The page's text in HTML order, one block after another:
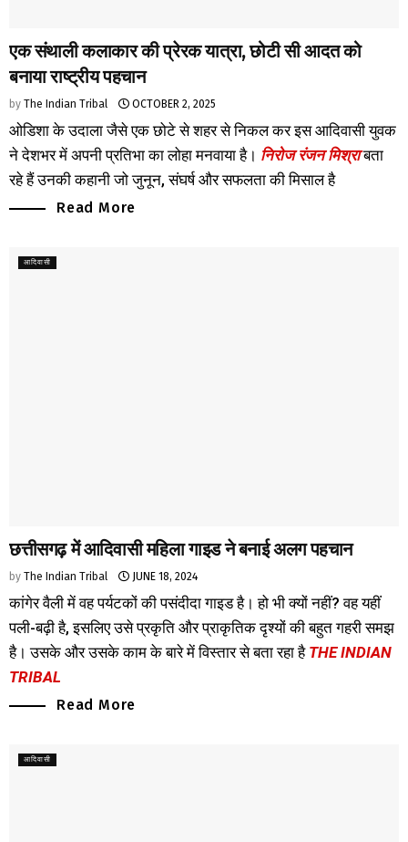
एक संथाली कलाकार की प्रेरक यात्रा, छोटी सी आदत को
बनाया राष्ट्रीय पहचान
by The Indian Tribal OCTOBER 2, 2025
ओडिशा के उदाला जैसे एक छोटे से शहर से निकल कर इस आदिवासी युवक
ने देशभर में अपनी प्रतिभा का लोहा मनवाया है। निरोज रंजन मिश्राबता
रहे हैं उनकी कहानी जो जुनून, संघर्ष और सफलता की मिसाल है
Read More
आदिवासी
छत्तीसगढ़ में आदिवासी महिला गाइड ने बनाई अलग पहचान
by The Indian Tribal JUNE 18, 2024
कांगेर वैली में वह पर्यटकों की पसंदीदा गाइड है। हो भी क्यों नहीं? वह यहीं
पली-बढ़ी है, इसलिए उसे प्रकृति और प्राकृतिक दृश्यों की बहुत गहरी समझ
है। उसके और उसके काम के बारे में विस्तार से बता रहा है THE INDIAN
TRIBAL
Read More
आदिवासी